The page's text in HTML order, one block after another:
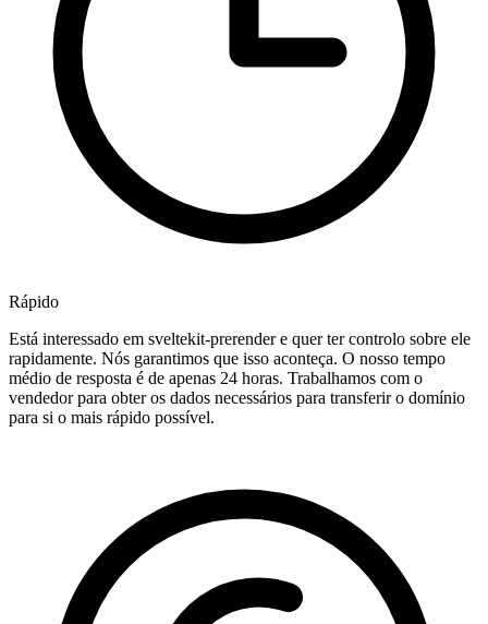
Rápido
Está interessado em sveltekit-prerender e quer ter controlo sobre ele
rapidamente. Nós garantimos que isso aconteça. O nosso tempo
médio de resposta é de apenas 24 horas. Trabalhamos com o
vendedor para obter os dados necessários para transferir o domínio
para si o mais rápido possível.